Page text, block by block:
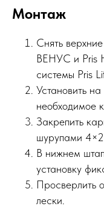
Монтаж
Снять
ВЕНУС и Pris
системы Pris
Установить
необходимое
Закрепить
шурупами
В нижнем
установку
Просверлить
лески.